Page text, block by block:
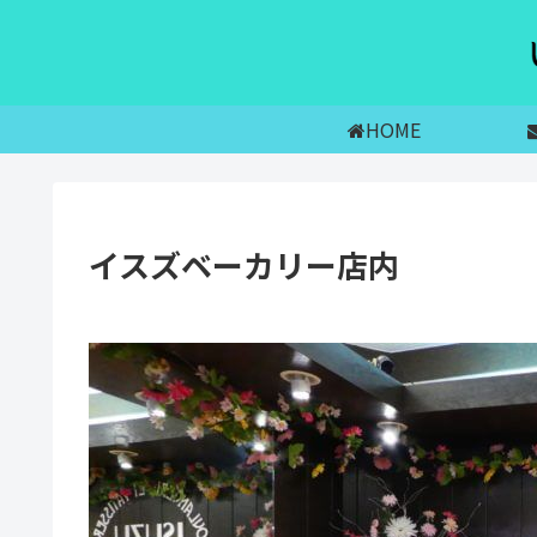
HOME
イスズベーカリー店内